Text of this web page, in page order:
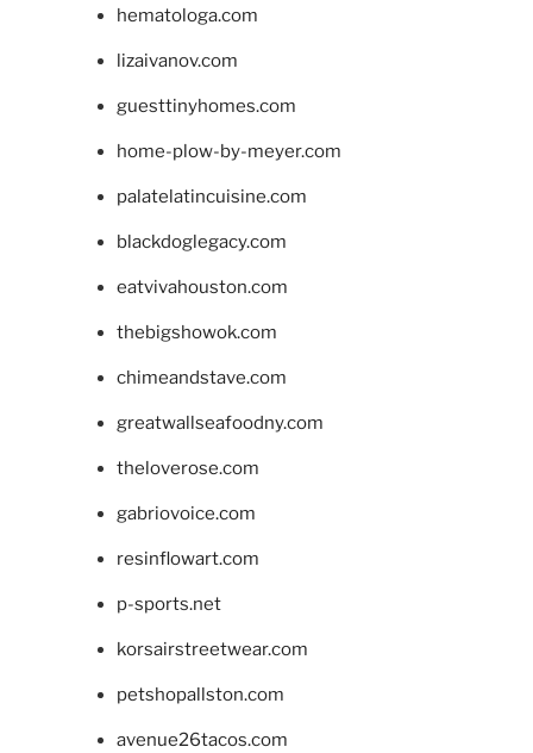
hematologa.com
lizaivanov.com
guesttinyhomes.com
home-plow-by-meyer.com
palatelatincuisine.com
blackdoglegacy.com
eatvivahouston.com
thebigshowok.com
chimeandstave.com
greatwallseafoodny.com
theloverose.com
gabriovoice.com
resinflowart.com
p-sports.net
korsairstreetwear.com
petshopallston.com
avenue26tacos.com